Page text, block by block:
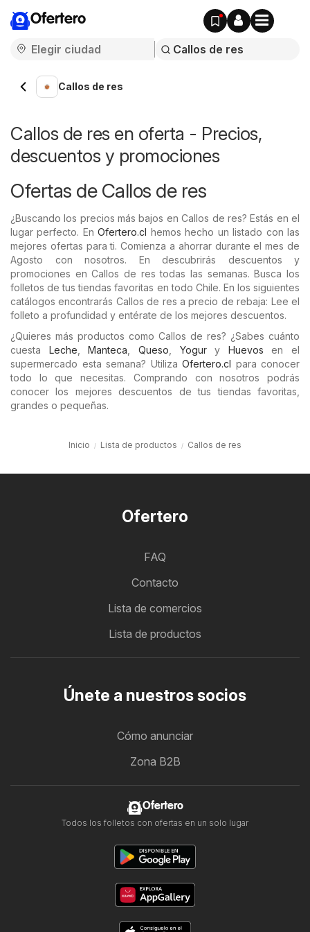
Ofertero
Callos de res
Callos de res en oferta - Precios,
descuentos y promociones
Ofertas de Callos de res
¿Buscando los precios más bajos en Callos de res? Estás en el
lugar perfecto. EnOfertero.cl hemos hecho un listado con las
mejores ofertas para ti. Comienza a ahorrar durante el mes de
Agosto con nosotros. En descubrirás descuentos y
promociones en Callos de res todas las semanas. Busca los
folletos de tus tiendas favoritas en todo Chile. En los siguientes
catálogos encontrarás Callos de res a precio de rebaja: Lee el
folleto a profundidad y entérate de los mejores descuentos.
¿Quieres más productos como Callos de res? ¿Sabes cuánto
cuesta Leche ,Manteca Queso Yogury Huevos en el
supermercado esta semana? Utiliza Ofertero.cl para conocer
todo lo que necesitas. Comprando con nosotros podrás
conocer los mejores descuentos de tus tiendas favoritas,
grandes o pequeñas.
Inicio Lista de productos Callos de res
Ofertero
FAQ
Contacto
Lista de comercios
Lista de productos
Únete a nuestros socios
Cómo anunciar
Zona B2B
Ofertero
Todos los folletos con ofertas en un solo lugar